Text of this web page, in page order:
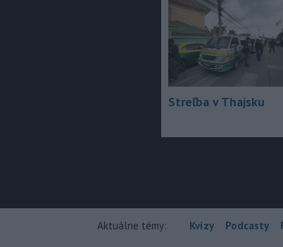
Streľba v Thajsku
Aktuálne témy: Kvízy Podcasty